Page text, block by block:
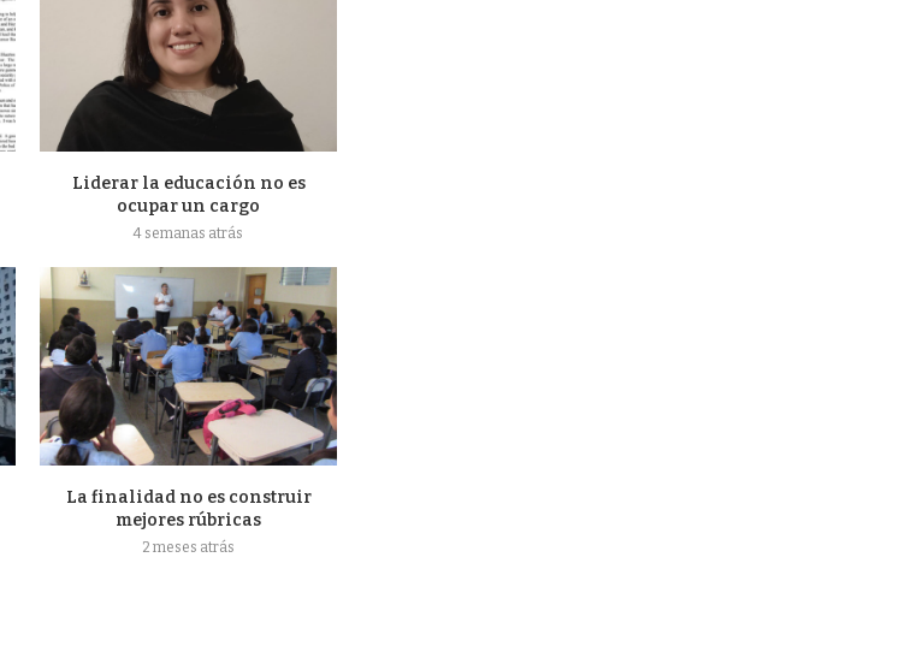
Liderar la educación no es
ocupar un cargo
4 semanas atrás
La finalidad no es construir
mejores rúbricas
2 meses atrás